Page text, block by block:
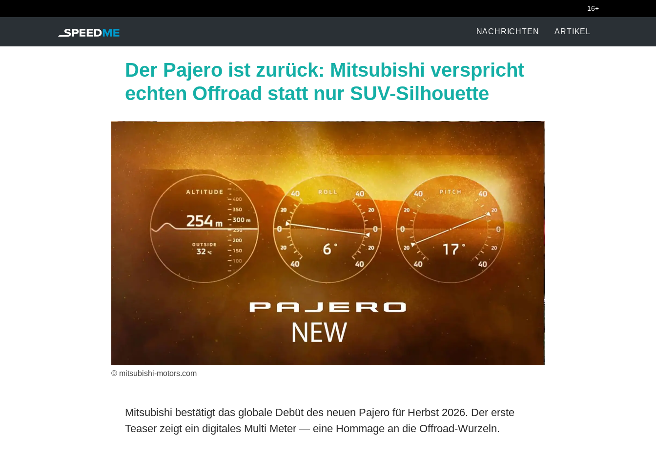
16+
NACHRICHTEN ARTIKEL
Der Pajero ist zurück: Mitsubishi verspricht
echten Offroad statt nur SUV-Silhouette
© mitsubishi-motors.com
Mitsubishi bestätigt das globale Debüt des neuen Pajero für Herbst 2026. Der erste
Teaser zeigt ein digitales Multi Meter — eine Hommage an die Offroad-Wurzeln.